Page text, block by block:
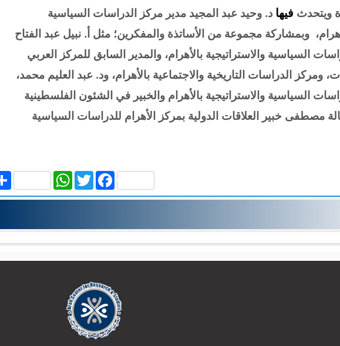
ويتحدث فيها د. وحيد عبد المجيد مدير مركز الدراسات السياسية
وبمشاركة مجموعة من الأساتذة والمفكرين؛ مثل أ. نبيل عبد الفتاح
السياسية والاستراتيجية بالأهرام، والمدير السابق للمركز العربي
ومركز الدراسات التاريخية والاجتماعية بالأهرام، ود. عبد العليم محمد،
السياسية والاستراتيجية بالأهرام والخبير في الشئون الفلسطينية
مصطفى خبير العلاقات الدولية بمركز الأهرام للدراسات السياسية
Share
WhatsAppTwitter Facebook